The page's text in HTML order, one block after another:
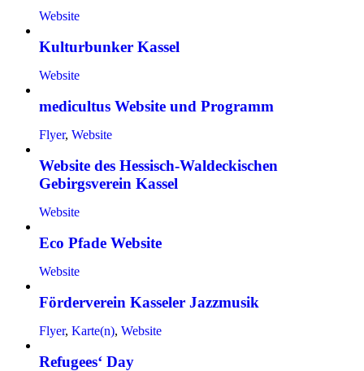
Website
Kulturbunker Kassel
Website
medicultus Website und Programm
Flyer, Website
Website des Hessisch-Waldeckischen
Gebirgsverein Kassel
Website
Eco Pfade Website
Website
Förderverein Kasseler Jazzmusik
Flyer, Karte(n), Website
Refugees‘ Day